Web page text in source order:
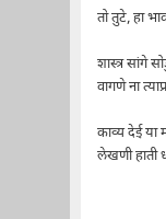
तो तुटे, हा
शास्त्र सांगे
वागणे ना
काव्य देई या
लेखणी हाती